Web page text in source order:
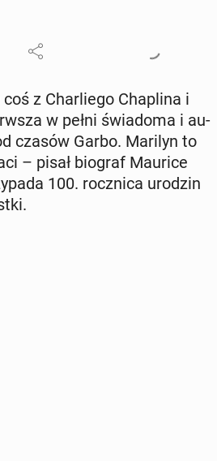
z Char­liego Chap­lina i
w pełni świado­ma i au­
czasów Garbo. Marilyn to
– pisał biograf Maurice
100. roczni­ca urodzin